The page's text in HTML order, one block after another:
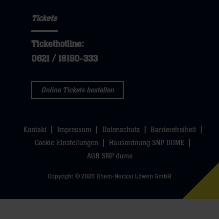
sie
dann
hier
öffnen,
dann
klicken
sie
Tickets
Tickethotline:
0621 / 18190-333
Online Tickets bestellen
Kontakt Impressum Datenschutz
Barrierefreiheit
Cookie-Einstellungen
Hausordnung SNP DOME
AGB SNP dome
Copyright © 2026 Rhein-Neckar Löwen GmbH